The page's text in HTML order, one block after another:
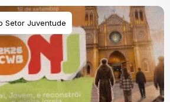
Setor Juventude